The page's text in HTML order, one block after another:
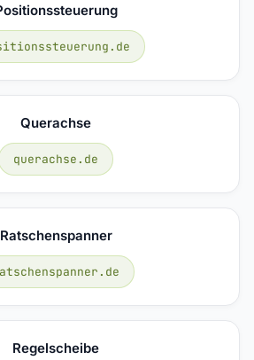
Querachse
querachse.de
Ratschenspanner
Regelscheibe